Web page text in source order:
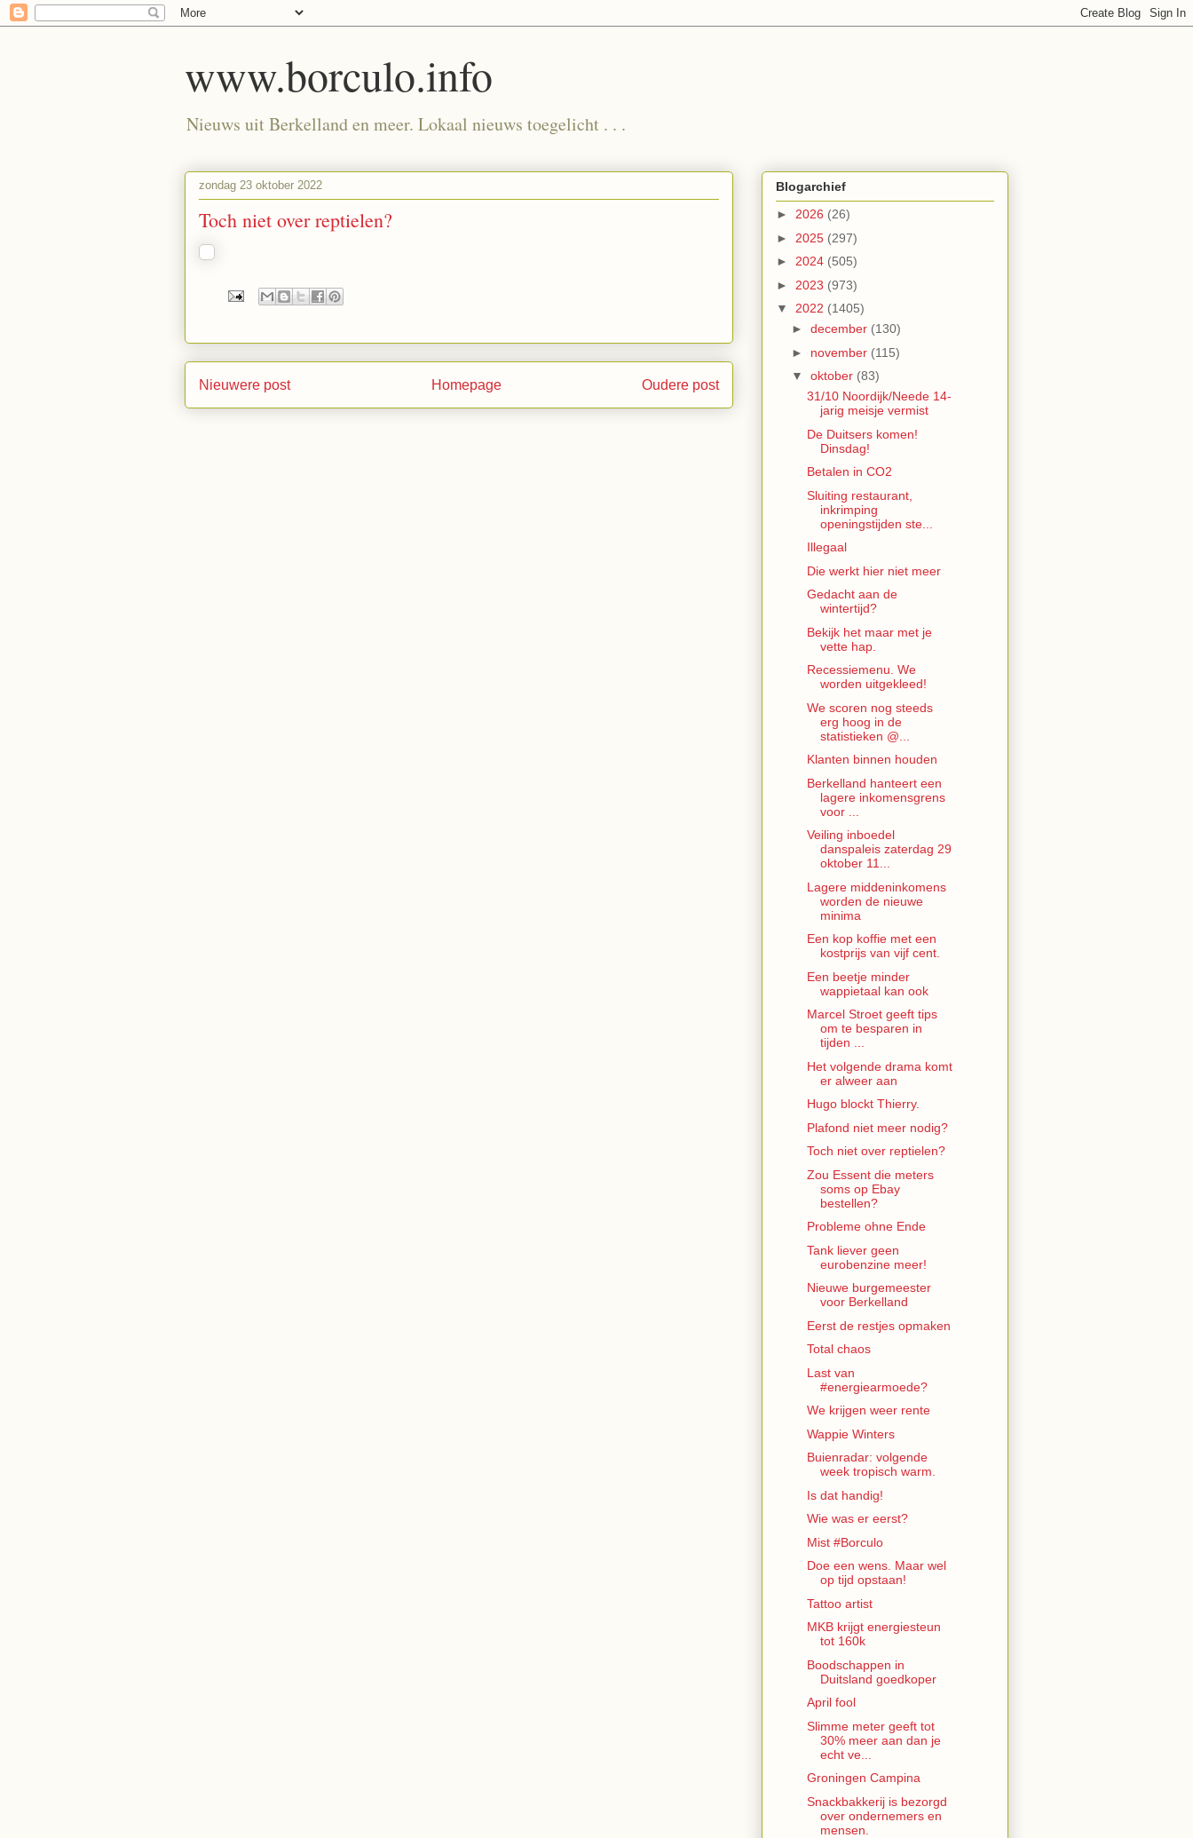
www.borculo.info
Nieuws uit Berkelland en meer. Lokaal nieuws toegelicht . . .
zondag 23 oktober 2022
Toch niet over reptielen?
Nieuwere post Oudere post
Homepage
Blogarchief
► 2026 (26)
► 2025 (297)
► 2024 (505)
► 2023 (973)
▼ 2022 (1405)
► december (130)
► november (115)
▼ oktober (83)
31/10 Noordijk/Neede 14-
jarig meisje vermist
De Duitsers komen!
Dinsdag!
Betalen in CO2
Sluiting restaurant,
inkrimping
openingstijden ste...
Illegaal
Die werkt hier niet meer
Gedacht aan de
wintertijd?
Bekijk het maar met je
vette hap.
Recessiemenu. We
worden uitgekleed!
We scoren nog steeds
erg hoog in de
statistieken @...
Klanten binnen houden
Berkelland hanteert een
lagere inkomensgrens
voor ...
Veiling inboedel
danspaleis zaterdag 29
oktober 11...
Lagere middeninkomens
worden de nieuwe
minima
Een kop koffie met een
kostprijs van vijf cent.
Een beetje minder
wappietaal kan ook
Marcel Stroet geeft tips
om te besparen in
tijden ...
Het volgende drama komt
er alweer aan
Hugo blockt Thierry.
Plafond niet meer nodig?
Toch niet over reptielen?
Zou Essent die meters
soms op Ebay
bestellen?
Probleme ohne Ende
Tank liever geen
eurobenzine meer!
Nieuwe burgemeester
voor Berkelland
Eerst de restjes opmaken
Total chaos
Last van
#energiearmoede?
We krijgen weer rente
Wappie Winters
Buienradar: volgende
week tropisch warm.
Is dat handig!
Wie was er eerst?
Mist #Borculo
Doe een wens. Maar wel
op tijd opstaan!
Tattoo artist
MKB krijgt energiesteun
tot 160k
Boodschappen in
Duitsland goedkoper
April fool
Slimme meter geeft tot
30% meer aan dan je
echt ve...
Groningen Campina
Snackbakkerij is bezorgd
over ondernemers en
mensen.